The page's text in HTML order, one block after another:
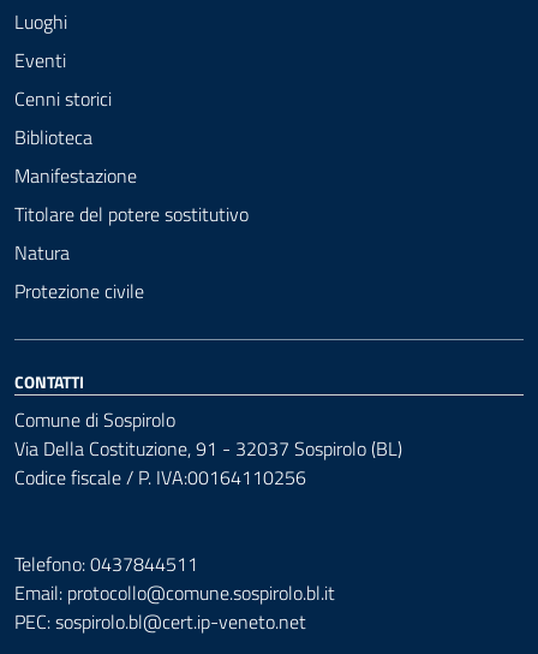
Luoghi
Eventi
Cenni storici
Biblioteca
Manifestazione
Titolare del potere sostitutivo
Natura
Protezione civile
CONTATTI
Comune di Sospirolo
Via Della Costituzione, 91 - 32037 Sospirolo (BL)
Codice fiscale / P. IVA:00164110256
Telefono: 0437844511
Email: protocollo@comune.sospirolo.bl.it
PEC:sospirolo.bl@cert.ip-veneto.net